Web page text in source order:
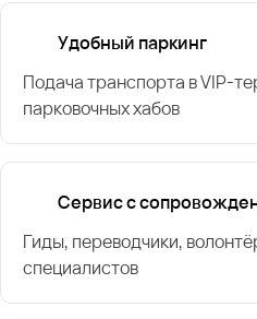
Удобный паркинг
Подача транспорта в VIP-
парковочных хабов
Сервис с
Гиды, переводчики,
специалистов